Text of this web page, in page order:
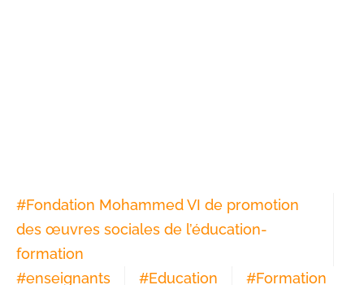
#Fondation Mohammed VI de promotion
des œuvres sociales de l’éducation-
formation
#enseignants #Education #Formation